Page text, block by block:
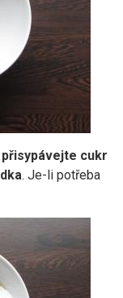
přisypávejte cukr
. Je-li potřeba